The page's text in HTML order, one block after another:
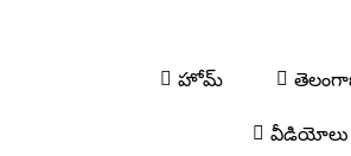
హోమ్
వీడియోలు